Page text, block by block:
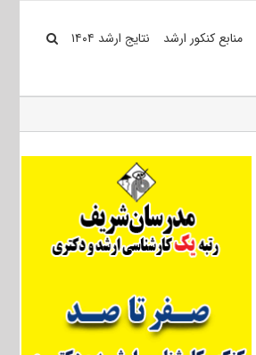
منابع کنکور ارشد نتایج ارشد ۱۴۰۴